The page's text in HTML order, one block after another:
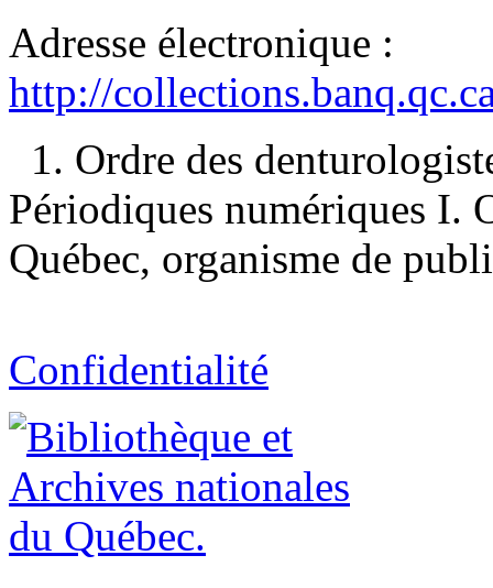
Adresse électronique :
http://
1. Ordre des
Périodiques numériques I.
Québec, organisme de
Confidentialité